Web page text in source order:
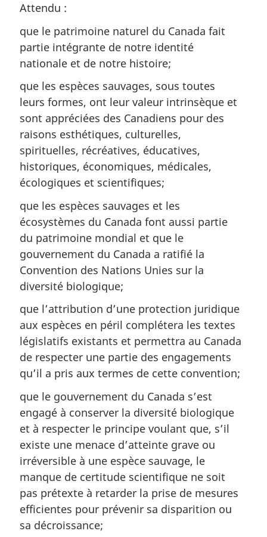
Attendu :
que le patrimoine naturel du Canada fait
partie intégrante de notre identité
nationale et de notre histoire;
que les espèces sauvages, sous toutes
leurs formes, ont leur valeur intrinsèque et
sont appréciées des Canadiens pour des
raisons esthétiques, culturelles,
spirituelles, récréatives, éducatives,
historiques, économiques, médicales,
écologiques et scientifiques;
que les espèces sauvages et les
écosystèmes du Canada font aussi partie
du patrimoine mondial et que le
gouvernement du Canada a ratifié la
Convention des Nations Unies sur la
diversité biologique;
que l’attribution d’une protection juridique
aux espèces en péril complétera les textes
législatifs existants et permettra au Canada
de respecter une partie des engagements
qu’il a pris aux termes de cette convention;
que le gouvernement du Canada s’est
engagé à conserver la diversité biologique
et à respecter le principe voulant que, s’il
existe une menace d’atteinte grave ou
irréversible à une espèce sauvage, le
manque de certitude scientifique ne soit
pas prétexte à retarder la prise de mesures
efficientes pour prévenir sa disparition ou
sa décroissance;